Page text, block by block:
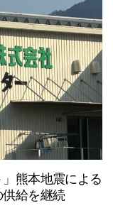
熊本地震による
給を継続